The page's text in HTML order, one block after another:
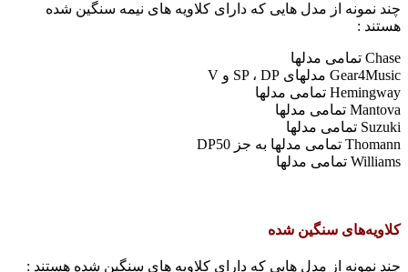
چند نمونه از مدل هایی که دارای کلاویه های نیمه سنگین شده
هستند :
Chase تمامی مدلها
Gear4Music مدلهای SP ، DP و V
Hemingway تمامی مدلها
Mantova تمامی مدلها
Suzuki تمامی مدلها
Thomann تمامی مدلها به جز DP50
Williams تمامی مدلها
کلاویه‌های سنگین شده
چند نمونه از مدل هایی که دارای کلاویه های سنگین شده هستند :